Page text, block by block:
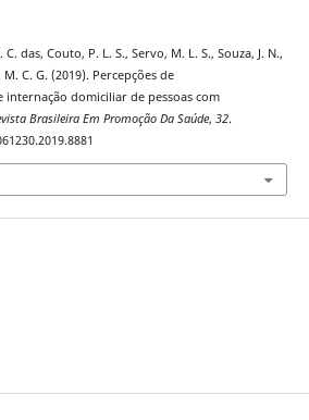
das, Couto, P. L. S., Servo, M. L. S., Souza, J. N.,
C. G. (2019). Percepções de
domiciliar de pessoas com
Brasileira Em Promoção Da Saúde, 32.